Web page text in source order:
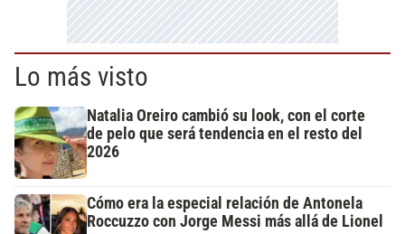
Lo más visto
Natalia Oreiro cambió su look, con el corte
de pelo que será tendencia en el resto del
2026
Cómo era la especial relación de Antonela
Roccuzzo con Jorge Messi más allá de Lionel